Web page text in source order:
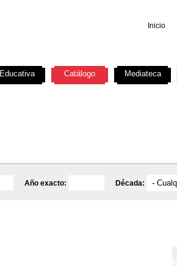
Inicio
Año exacto: Década:
Educativa Catálogo Mediateca